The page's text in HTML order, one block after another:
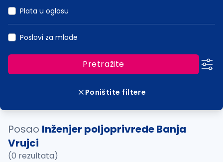
Plata u oglasu
Poslovi za mlade
Pretražite
Poništite filtere
Posao Inženjer poljoprivrede Banja
Vrujci
(0 rezultata)